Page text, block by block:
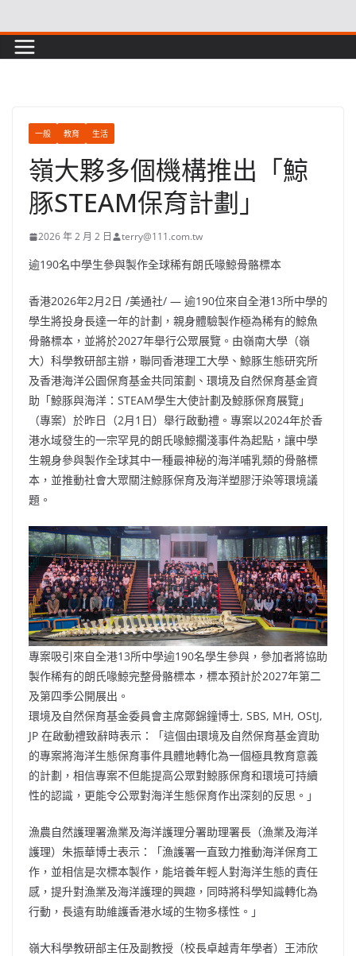
to
content
一般 教育 生活
嶺大夥多個機構推出「鯨
豚STEAM保育計劃」
2026 年 2 月 2 日 terry@111.com.tw
逾190名中學生參與製作全球稀有朗氏喙鯨骨骼標本
香港2026年2月2日 /美通社/ — 逾190位來自全港13所中學的
學生將投身長達一年的計劃，親身體驗製作極為稀有的鯨魚
骨骼標本，並將於2027年舉行公眾展覽。由嶺南大學（嶺
大）科學教研部主辦，聯同香港理工大學、鯨豚生態研究所
及香港海洋公園保育基金共同策劃、環境及自然保育基金資
助「鯨豚與海洋：STEAM學生大使計劃及鯨豚保育展覽」
（專案）於昨日（2月1日）舉行啟動禮。專案以2024年於香
港水域發生的一宗罕見的朗氏喙鯨擱淺事件為起點，讓中學
生親身參與製作全球其中一種最神秘的海洋哺乳類的骨骼標
本，並推動社會大眾關注鯨豚保育及海洋塑膠汙染等環境議
題。
專案吸引來自全港13所中學逾190名學生參與，參加者將協助
製作稀有的朗氏喙鯨完整骨骼標本，標本預計於2027年第二
及第四季公開展出。
環境及自然保育基金委員會主席鄭錦鐘博士, SBS, MH, OStJ,
JP 在啟動禮致辭時表示：「這個由環境及自然保育基金資助
的專案將海洋生態保育事件具體地轉化為一個極具教育意義
的計劃，相信專案不但能提高公眾對鯨豚保育和環境可持續
性的認識，更能令公眾對海洋生態保育作出深刻的反思。」
漁農自然護理署漁業及海洋護理分署助理署長（漁業及海洋
護理）朱振華博士表示：「漁護署一直致力推動海洋保育工
作，並相信是次標本製作，能培養年輕人對海洋生態的責任
感，提升對漁業及海洋護理的興趣，同時將科學知識轉化為
行動，長遠有助維護香港水域的生物多樣性。」
嶺大科學教研部主任及副教授（校長卓越青年學者）王沛欣